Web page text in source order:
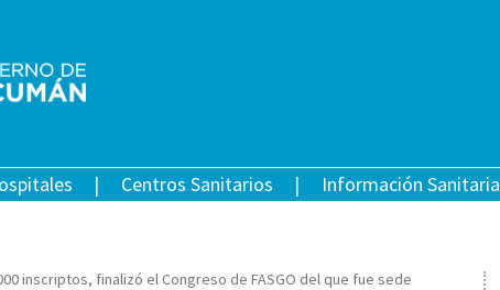
Centros Sanitarios Información Sanitaria
inscriptos, finalizó el Congreso de FASGO del que fue sede